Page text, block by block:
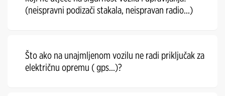
(neispravni podizači stakala, neispravan radio...)
Što ako na unajmljenom vozilu ne radi priključak za
električnu opremu ( gps...)?